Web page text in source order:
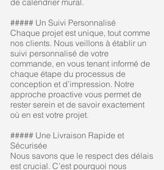
de calendrier mural.
##### Un Suivi Personnalisé
Chaque projet est unique, tout comme
nos clients. Nous veillons à établir un
suivi personnalisé de votre
commande, en vous tenant informé de
chaque étape du processus de
conception et d’impression. Notre
approche proactive vous permet de
rester serein et de savoir exactement
où en est votre projet.
##### Une Livraison Rapide et
Sécurisée
Nous savons que le respect des délais
est crucial. C’est pourquoi nous